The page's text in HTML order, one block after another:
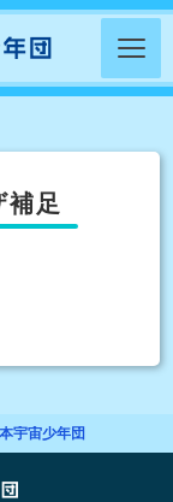
補足
宇宙少年団